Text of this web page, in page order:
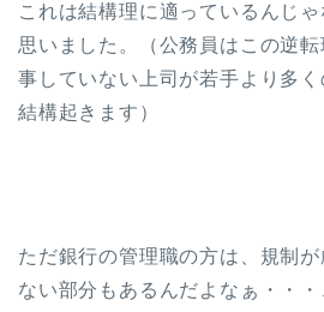
これは結構理に適っているんじ
思いました。（公務員はこの逆
事していない上司が若手より多
結構起きます）
ただ銀行の管理職の方は、規制
ない部分もあるんだよなぁ・・